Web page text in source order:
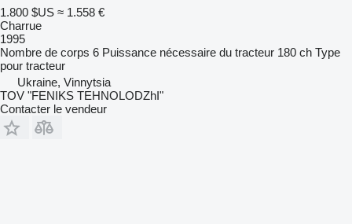
1.800 $US ≈ 1.558 €
Charrue
1995
Nombre de corps 6 Puissance nécessaire du tracteur 180 ch Type
pour tracteur
Ukraine, Vinnytsia
TOV "FENIKS TEHNOLODZhI"
Contacter le vendeur